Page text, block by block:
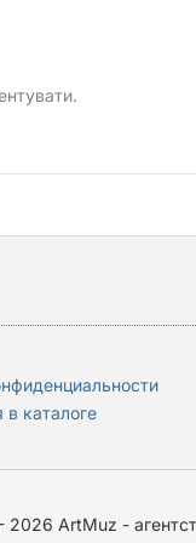
в каталоге
ArtMuz -